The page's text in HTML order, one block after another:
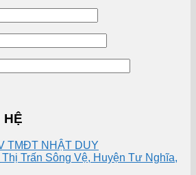
HỆ
TMĐT NHẬT DUY
Trấn Sông Vệ, Huyện Tư Nghĩa,